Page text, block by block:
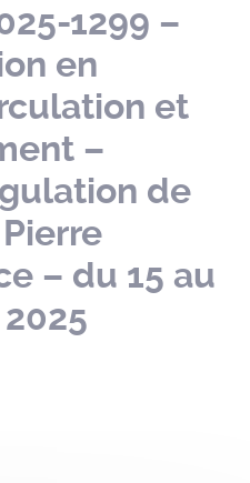
1299 –
en
et
–
de
– du 15 au